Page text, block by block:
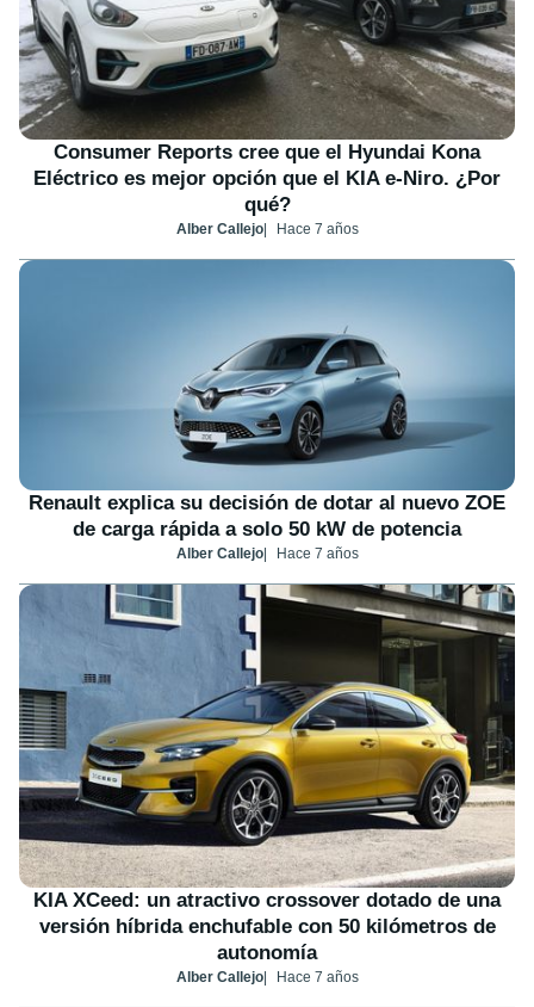
Consumer Reports cree que el Hyundai Kona
Eléctrico es mejor opción que el KIA e-Niro. ¿Por
qué?
Alber Callejo Hace 7 años
Renault explica su decisión de dotar al nuevo ZOE
de carga rápida a solo 50 kW de potencia
Alber Callejo Hace 7 años
KIA XCeed: un atractivo crossover dotado de una
versión híbrida enchufable con 50 kilómetros de
autonomía
Alber Callejo Hace 7 años